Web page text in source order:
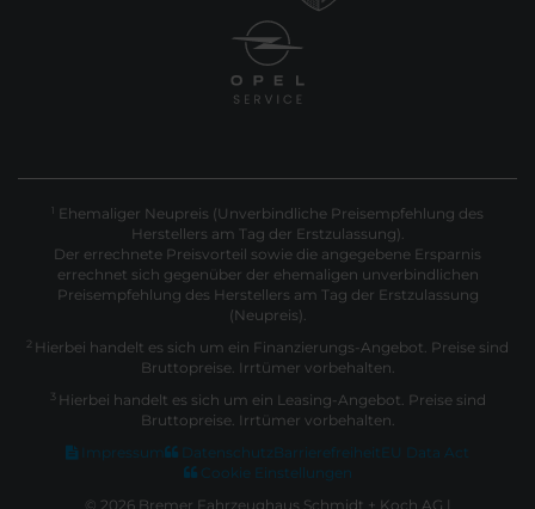
1 Ehemaliger Neupreis (Unverbindliche Preisempfehlung des
Herstellers am Tag der Erstzulassung).
Der errechnete Preisvorteil sowie die angegebene Ersparnis
errechnet sich gegenüber der ehemaligen unverbindlichen
Preisempfehlung des Herstellers am Tag der Erstzulassung
(Neupreis).
2 Hierbei handelt es sich um ein Finanzierungs-Angebot. Preise sind
Bruttopreise. Irrtümer vorbehalten.
3 Hierbei handelt es sich um ein Leasing-Angebot. Preise sind
Bruttopreise. Irrtümer vorbehalten.
Impressum
Datenschutz Barrierefreiheit EU Data Act
Cookie Einstellungen
© 2026 Bremer Fahrzeughaus Schmidt + Koch AG |